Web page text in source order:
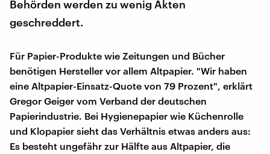
Behörden werden zu wenig Akten
geschreddert.
Für Papier-Produkte wie Zeitungen und Bücher
benötigen Hersteller vor allem Altpapier. "Wir haben
eine Altpapier-Einsatz-Quote von 79 Prozent", erklärt
Gregor Geiger vom Verband der deutschen
Papierindustrie. Bei Hygienepapier wie Küchenrolle
und Klopapier sieht das Verhältnis etwas anders aus:
Es besteht ungefähr zur Hälfte aus Altpapier, die